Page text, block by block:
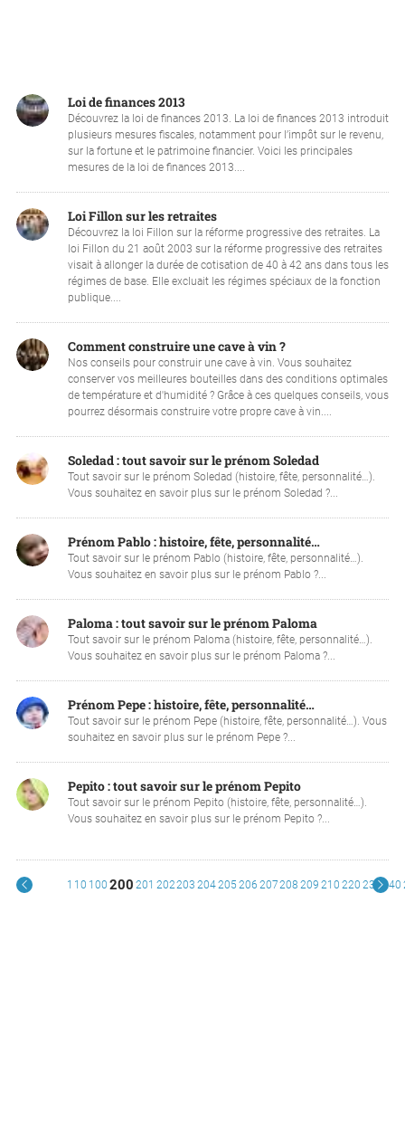
Loi de finances 2013
Découvrez la loi de finances 2013. La loi de finances 2013 introduit
plusieurs mesures fiscales, notamment pour l’impôt sur le revenu,
sur la fortune et le patrimoine financier. Voici les principales
mesures de la loi de finances 2013....
Loi Fillon sur les retraites
Découvrez la loi Fillon sur la réforme progressive des retraites. La
loi Fillon du 21 août 2003 sur la réforme progressive des retraites
visait à allonger la durée de cotisation de 40 à 42 ans dans tous les
régimes de base. Elle excluait les régimes spéciaux de la fonction
publique....
Comment construire une cave à vin ?
Nos conseils pour construir une cave à vin. Vous souhaitez
conserver vos meilleures bouteilles dans des conditions optimales
de température et d'humidité ? Grâce à ces quelques conseils, vous
pourrez désormais construire votre propre cave à vin....
Soledad : tout savoir sur le prénom Soledad
Tout savoir sur le prénom Soledad (histoire, fête, personnalité…).
Vous souhaitez en savoir plus sur le prénom Soledad ?...
Prénom Pablo : histoire, fête, personnalité…
Tout savoir sur le prénom Pablo (histoire, fête, personnalité…).
Vous souhaitez en savoir plus sur le prénom Pablo ?...
Paloma : tout savoir sur le prénom Paloma
Tout savoir sur le prénom Paloma (histoire, fête, personnalité…).
Vous souhaitez en savoir plus sur le prénom Paloma ?...
Prénom Pepe : histoire, fête, personnalité…
Tout savoir sur le prénom Pepe (histoire, fête, personnalité…). Vous
souhaitez en savoir plus sur le prénom Pepe ?...
Pepito : tout savoir sur le prénom Pepito
Tout savoir sur le prénom Pepito (histoire, fête, personnalité…).
Vous souhaitez en savoir plus sur le prénom Pepito ?...
1 10 100 200 201 202203 204205 206 207208 209 210 220 230240